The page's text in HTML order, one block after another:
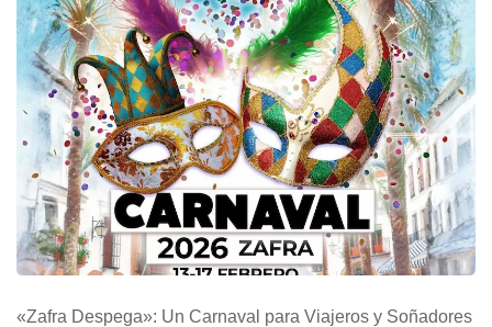
«Zafra Despega»: Un Carnaval para Viajeros y Soñadores